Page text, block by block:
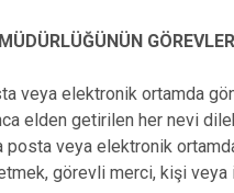
veya elektronik ortamda
elden getirilen her nevi
posta veya elektronik
görevli merci, kişi